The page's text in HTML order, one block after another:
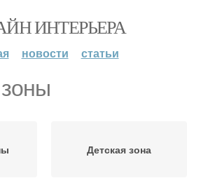
ИНТЕРЬЕРА
новости статьи
Детская зона